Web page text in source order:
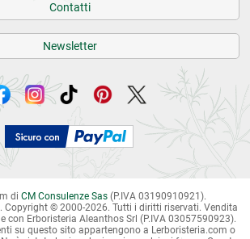
Contatti
Newsletter
di CM Consulenze Sas(P.IVA 03190910921).
. Copyright © 2000-2026. Tutti i diritti riservati. Vendita
con Erboristeria Aleanthos Srl (P.IVA 03057590923).
su questo sito appartengono a Lerboristeria.com o